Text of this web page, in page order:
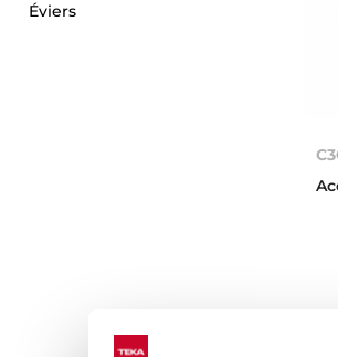
Éviers